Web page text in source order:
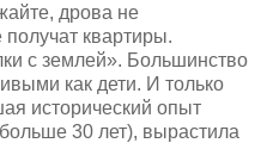
дрова не
получат квартиры.
с землей». Большинство
как дети. И только
исторический опыт
30 лет), вырастила